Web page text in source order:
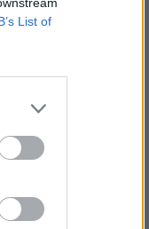
List of